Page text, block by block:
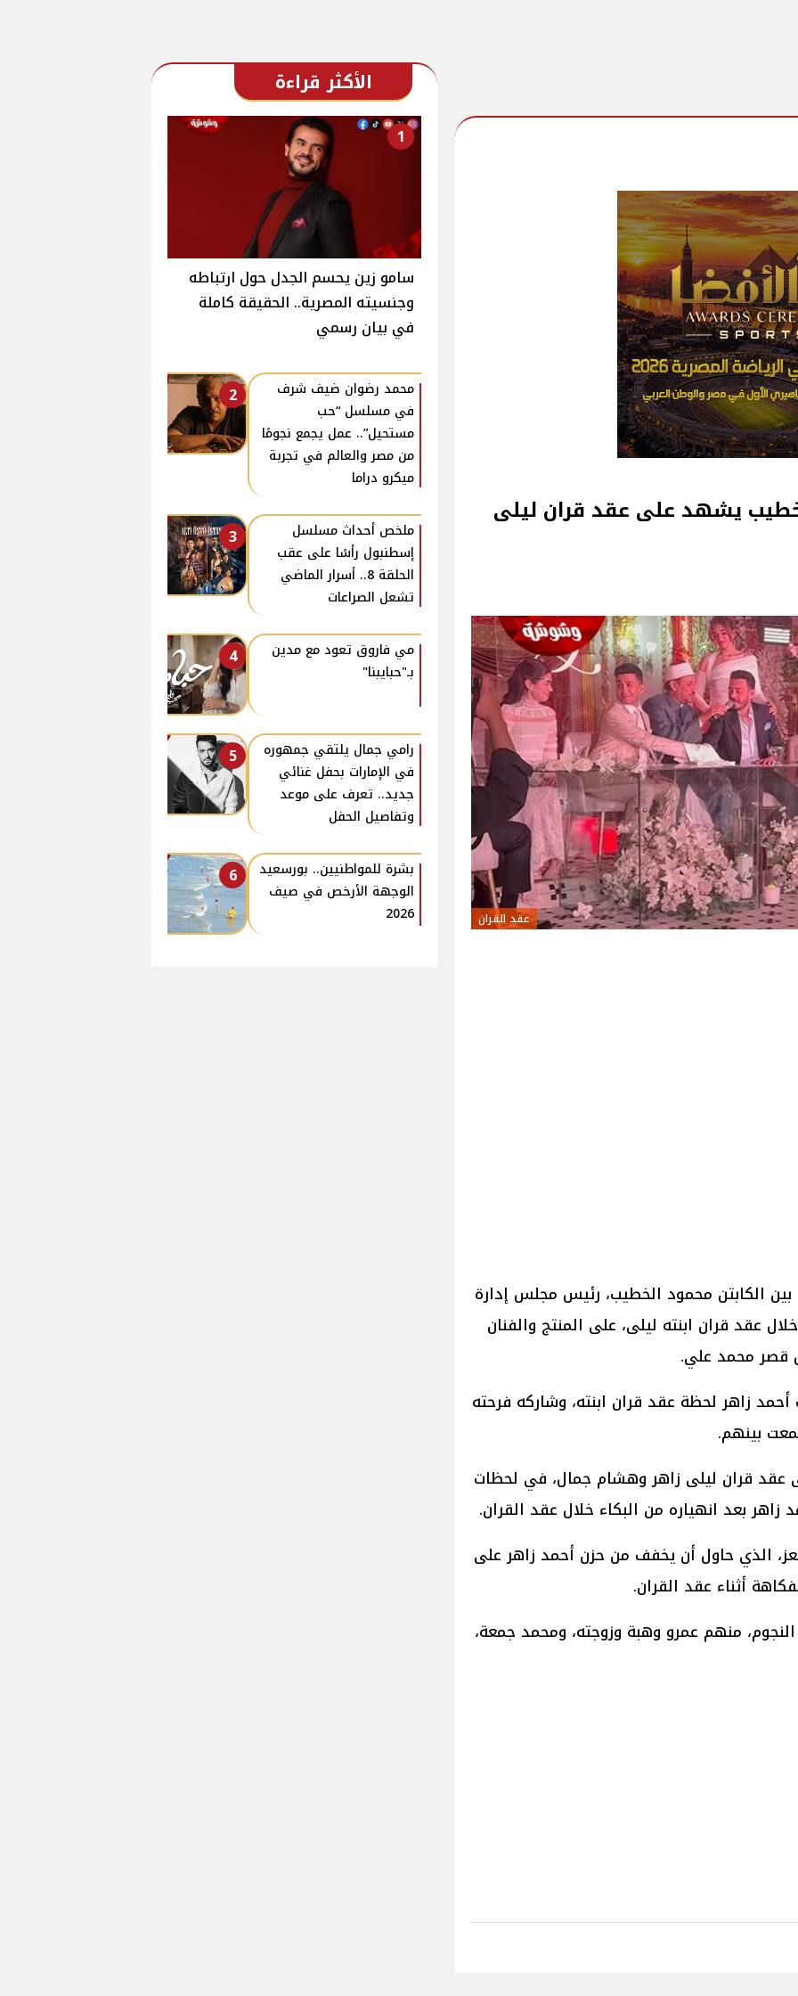
يشهد على عقد قران ليلى
عقد القران
الكابتن محمود الخطيب، رئيس مجلس إدارة
عقد قران ابنته ليلى، على المنتج والفنان
قصر محمد علي.
زاهر لحظة عقد قران ابنته، وشاركه فرحته
بينهم.
قران ليلى زاهر وهشام جمال، في لحظات
بعد انهياره من البكاء خلال عقد القران.
الذي حاول أن يخفف من حزن أحمد زاهر على
أثناء عقد القران.
منهم عمرو وهبة وزوجته، ومحمد جمعة،
الأكثر قراءة
1
سامو زين يحسم الجدل حول ارتباطه
وجنسيته المصرية.. الحقيقة كاملة
في بيان رسمي
2
محمد رضوان ضيف شرف
في مسلسل “حب
مستحيل”.. عمل يجمع نجومًا
من مصر والعالم في تجربة
ميكرو دراما
3
ملخص أحداث مسلسل
إسطنبول رأسًا على عقب
الحلقة 8.. أسرار الماضي
تشعل الصراعات
4
مي فاروق تعود مع مدين
بـ"حبايبنا"
5
رامي جمال يلتقي جمهوره
في الإمارات بحفل غنائي
جديد.. تعرف على موعد
وتفاصيل الحفل
6
بشرة للمواطنيين.. بورسعيد
الوجهة الأرخص في صيف
2026